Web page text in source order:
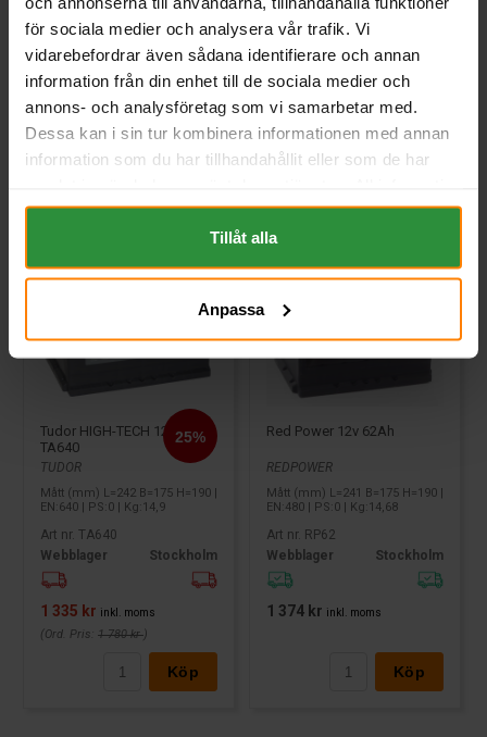
för sociala medier och analysera vår trafik. Vi
vidarebefordrar även sådana identifierare och annan
information från din enhet till de sociala medier och
annons- och analysföretag som vi samarbetar med.
Dessa kan i sin tur kombinera informationen med annan
information som du har tillhandahållit eller som de har
om "Cookies" och ditt val finner du på vår Cookie sida
längst ner i "footern" på sidan.
Tillåt alla
Anpassa
1 911 kr inkl. moms
Köp
Webblager
2 062 kr inkl. moms
Köp
Tudor HIGH-TECH 12V 64Ah
TA640
TUDOR
Mått (mm) L=242 B=175 H=190 |
EN:640 | PS:0 | Kg:14,9
Art nr. TA640
Webblager
Stockholm
1 335 kr inkl. moms
(Ord. Pris: 1 780 kr)
Köp
Red Power 12v 62Ah
REDPOWER
Mått (mm) L=241 B=175 H=190 |
EN:480 | PS:0 | Kg:14,68
Art nr. RP62
Webblager
Stockholm
1 374 kr inkl. moms
Köp